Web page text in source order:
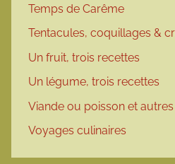
Temps de Carême
Tentacules, coquillages &
Un fruit, trois recettes
Un légume, trois recettes
Viande ou poisson et
Voyages culinaires